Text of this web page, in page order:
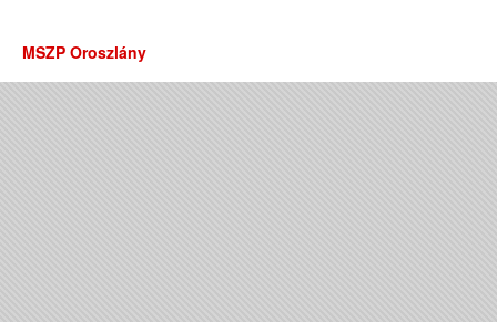
MSZP Oroszlány